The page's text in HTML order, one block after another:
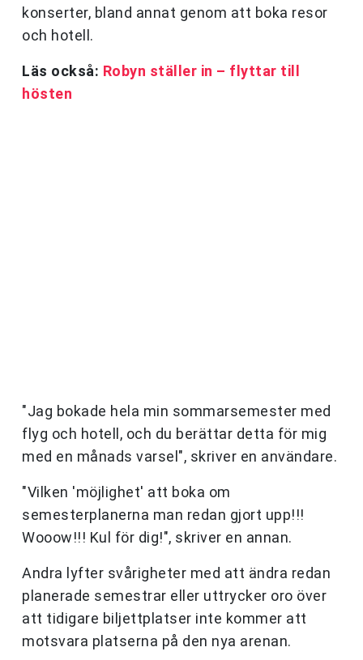
konserter, bland annat genom att boka resor
och hotell.
Läs också: Robyn ställer in – flyttar till
hösten
"Jag bokade hela min sommarsemester med
flyg och hotell, och du berättar detta för mig
med en månads varsel", skriver en användare.
"Vilken 'möjlighet' att boka om
semesterplanerna man redan gjort upp!!!
Wooow!!! Kul för dig!", skriver en annan.
Andra lyfter svårigheter med att ändra redan
planerade semestrar eller uttrycker oro över
att tidigare biljettplatser inte kommer att
motsvara platserna på den nya arenan.